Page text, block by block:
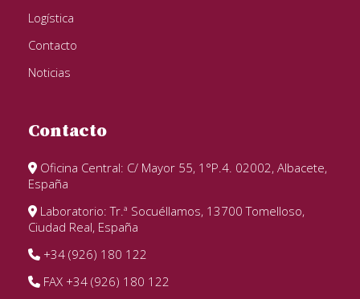
Logística
Contacto
Noticias
Contacto
Oficina Central: C/ Mayor 55, 1°P.4. 02002, Albacete,
España
Laboratorio: Tr.ª Socuéllamos, 13700 Tomelloso,
Ciudad Real, España
+34 (926) 180 122
FAX +34 (926) 180 122